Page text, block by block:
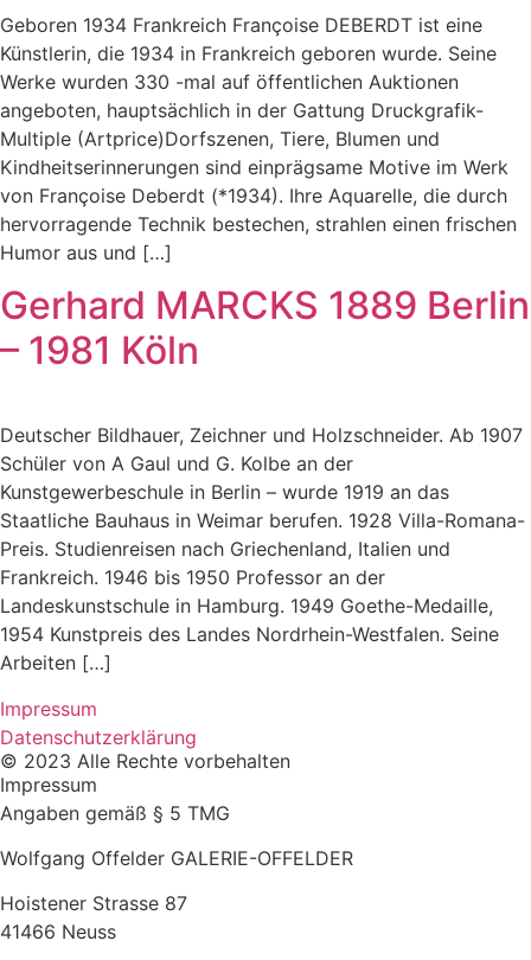
Geboren 1934 Frankreich Françoise DEBERDT ist eine
Künstlerin, die 1934 in Frankreich geboren wurde. Seine
Werke wurden 330 -mal auf öffentlichen Auktionen
angeboten, hauptsächlich in der Gattung Druckgrafik-
Multiple (Artprice)Dorfszenen, Tiere, Blumen und
Kindheitserinnerungen sind einprägsame Motive im Werk
von Françoise Deberdt (*1934). Ihre Aquarelle, die durch
hervorragende Technik bestechen, strahlen einen frischen
Humor aus und […]
Gerhard MARCKS 1889 Berlin
– 1981 Köln
Deutscher Bildhauer, Zeichner und Holzschneider. Ab 1907
Schüler von A Gaul und G. Kolbe an der
Kunstgewerbeschule in Berlin – wurde 1919 an das
Staatliche Bauhaus in Weimar berufen. 1928 Villa-Romana-
Preis. Studienreisen nach Griechenland, Italien und
Frankreich. 1946 bis 1950 Professor an der
Landeskunstschule in Hamburg. 1949 Goethe-Medaille,
1954 Kunstpreis des Landes Nordrhein-Westfalen. Seine
Arbeiten […]
Impressum
Datenschutzerklärung
© 2023 Alle Rechte vorbehalten
Impressum
Angaben gemäß § 5 TMG
Wolfgang Offelder GALERIE-OFFELDER
Hoistener Strasse 87
41466 Neuss